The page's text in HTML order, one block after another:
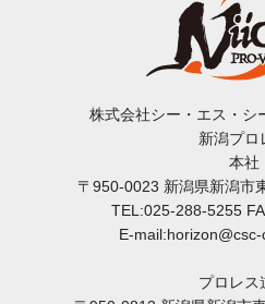
株式会社シー・エス・シ
新潟プロ
本社
〒950-0023 新潟県新潟市
TEL:025-288-5255
E-
プロレス